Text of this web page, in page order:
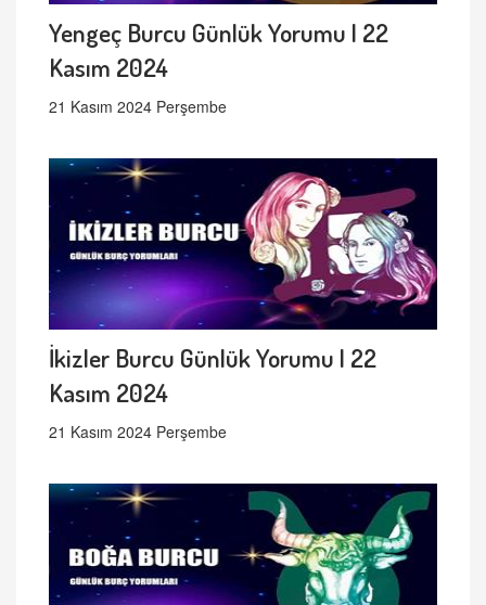
Yengeç Burcu Günlük Yorumu | 22
Kasım 2024
21 Kasım 2024 Perşembe
İkizler Burcu Günlük Yorumu | 22
Kasım 2024
21 Kasım 2024 Perşembe